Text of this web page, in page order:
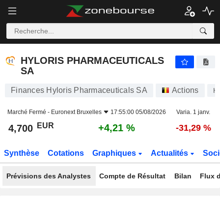
HYLORIS PHARMACEUTICALS
SA
Finances Hyloris Pharmaceuticals SA Actions
Marché Fermé - Euronext Bruxelles 17:55:00 05/08/2026 Varia. 1 janv.
4,700 EUR +4,21 % -31,29 %
Synthèse Cotations Graphiques Actualités
Prévisions des Analystes Compte de Résultat Bilan Flux